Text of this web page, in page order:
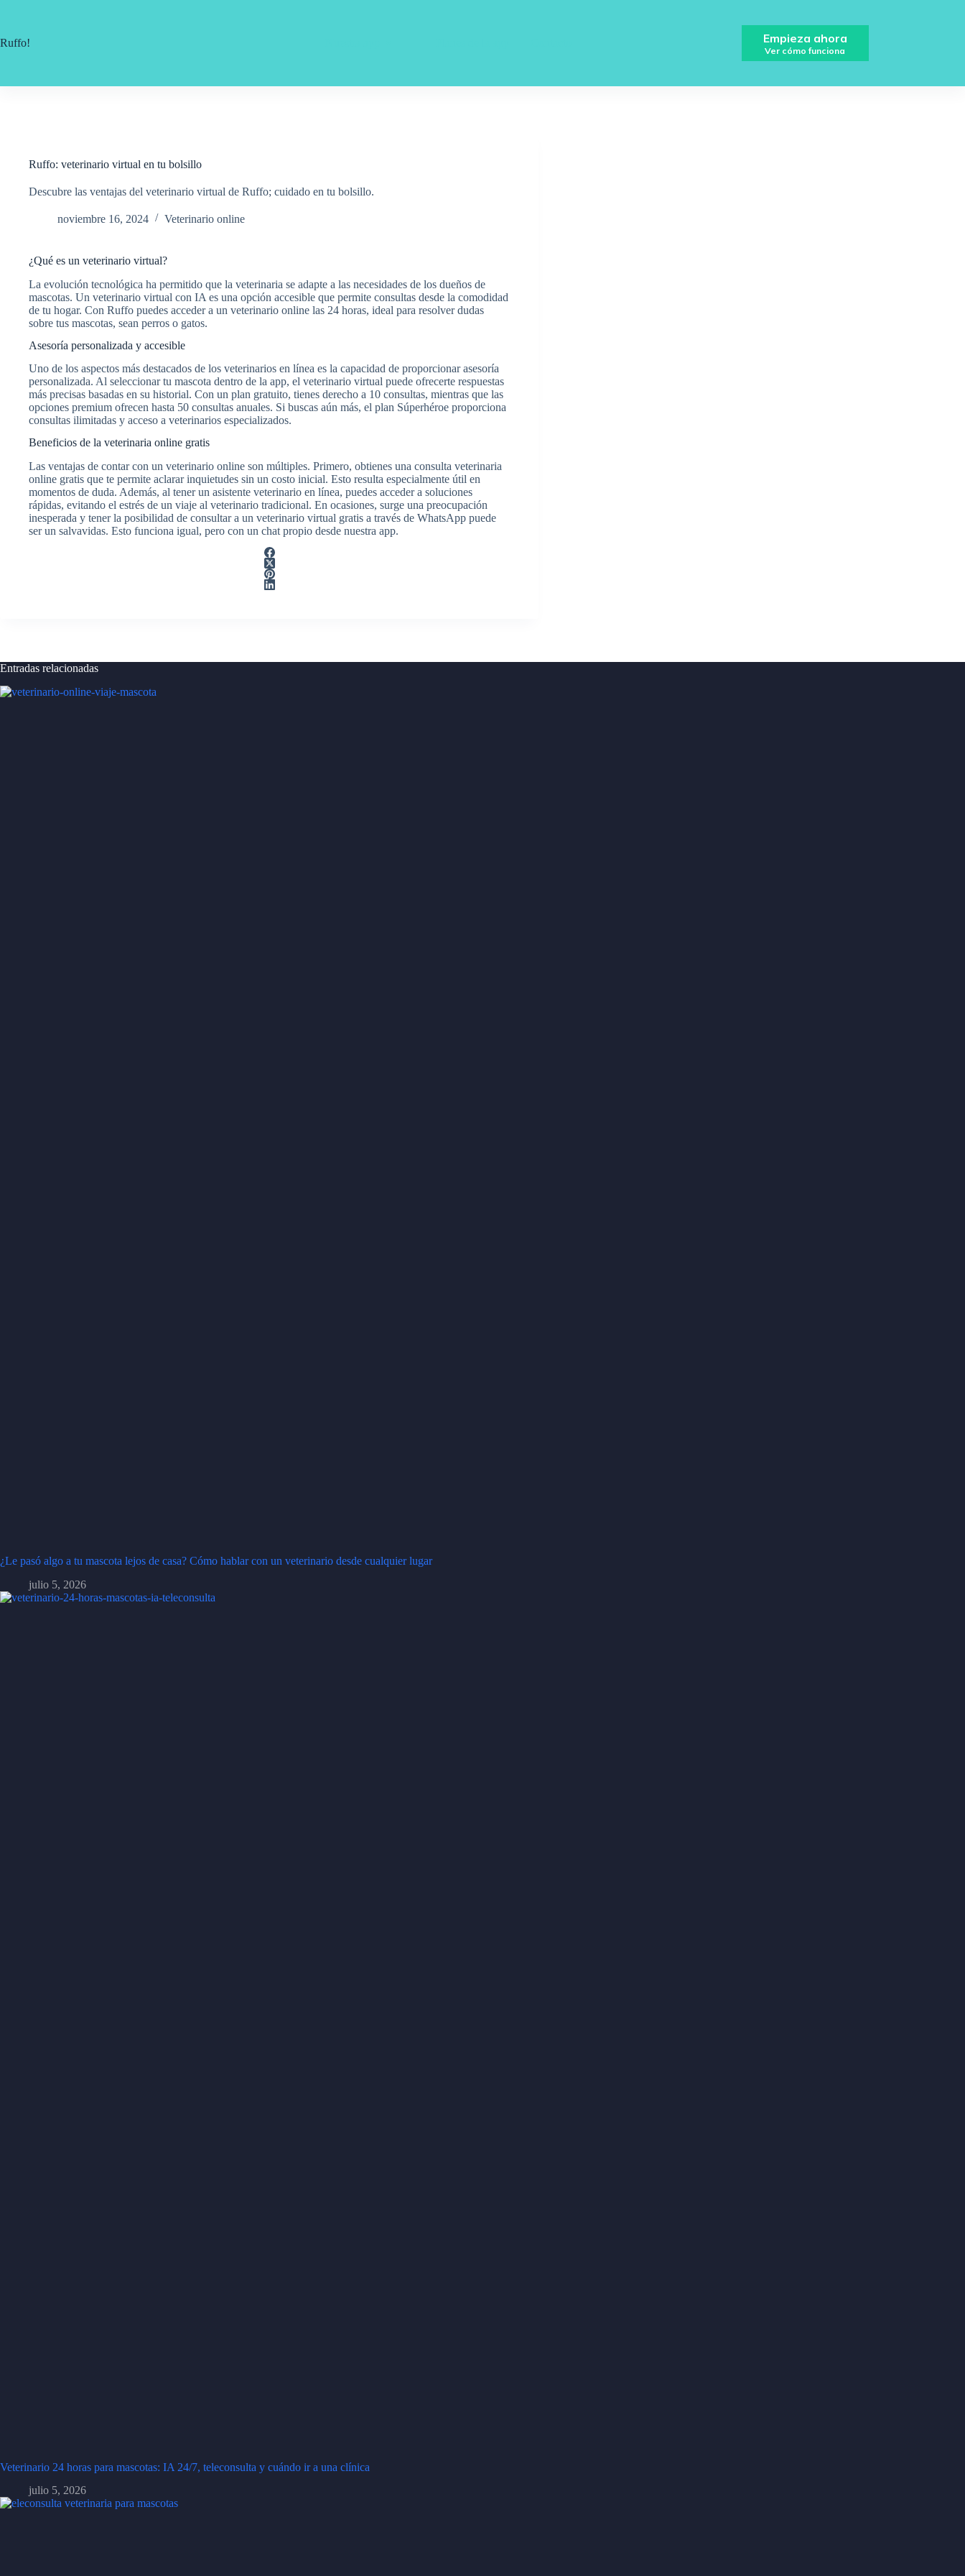
Ruffo!
Empieza ahora
Ver cómo funciona
Ruffo: veterinario virtual en tu bolsillo
Descubre las ventajas del veterinario virtual de Ruffo; cuidado en tu bolsillo.
noviembre 16, 2024 Veterinario online
¿Qué es un veterinario virtual?
La evolución tecnológica ha permitido que la veterinaria se adapte a las necesidades de los dueños de
mascotas. Un veterinario virtual con IA es una opción accesible que permite consultas desde la comodidad
de tu hogar. Con Ruffo puedes acceder a un veterinario online las 24 horas, ideal para resolver dudas
sobre tus mascotas, sean perros o gatos.
Asesoría personalizada y accesible
Uno de los aspectos más destacados de los veterinarios en línea es la capacidad de proporcionar asesoría
personalizada. Al seleccionar tu mascota dentro de la app, el veterinario virtual puede ofrecerte respuestas
más precisas basadas en su historial. Con un plan gratuito, tienes derecho a 10 consultas, mientras que las
opciones premium ofrecen hasta 50 consultas anuales. Si buscas aún más, el plan Súperhéroe proporciona
consultas ilimitadas y acceso a veterinarios especializados.
Beneficios de la veterinaria online gratis
Las ventajas de contar con un veterinario online son múltiples. Primero, obtienes una consulta veterinaria
online gratis que te permite aclarar inquietudes sin un costo inicial. Esto resulta especialmente útil en
momentos de duda. Además, al tener un asistente veterinario en línea, puedes acceder a soluciones
rápidas, evitando el estrés de un viaje al veterinario tradicional. En ocasiones, surge una preocupación
inesperada y tener la posibilidad de consultar a un veterinario virtual gratis a través de WhatsApp puede
ser un salvavidas. Esto funciona igual, pero con un chat propio desde nuestra app.
Entradas relacionadas
¿Le pasó algo a tu mascota lejos de casa? Cómo hablar con un veterinario desde cualquier lugar
julio 5, 2026
Veterinario 24 horas para mascotas: IA 24/7, teleconsulta y cuándo ir a una clínica
julio 5, 2026